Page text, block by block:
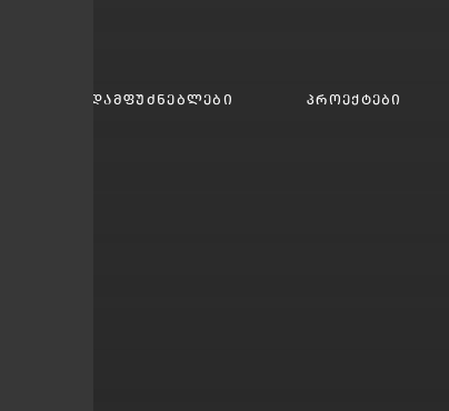
ᲓᲐᲛᲤᲣᲫᲜᲔᲑᲚᲔᲑᲘ ᲞᲠᲝᲔᲥᲢᲔᲑᲘ